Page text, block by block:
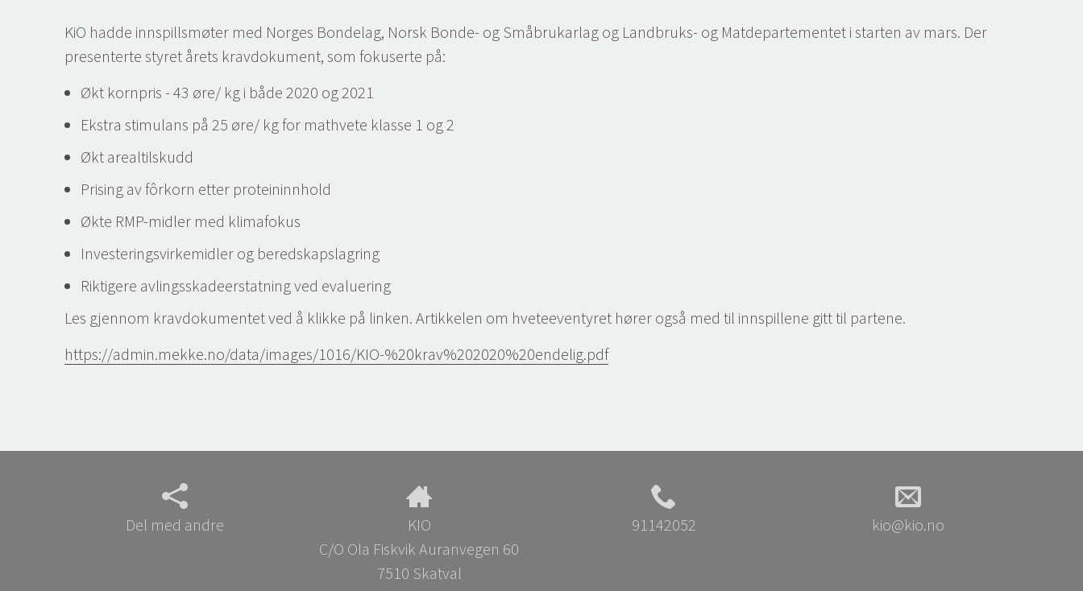
KiO hadde innspillsmøter med Norges Bondelag, Norsk Bonde- og Småbrukarlag og Landbruks- og Matdepartementet i starten av mars. Der
presenterte styret årets kravdokument, som fokuserte på:
Økt kornpris - 43 øre/ kg i både 2020 og 2021
Ekstra stimulans på 25 øre/ kg for mathvete klasse 1 og 2
Økt arealtilskudd
Prising av fôrkorn etter proteininnhold
Økte RMP-midler med klimafokus
Investeringsvirkemidler og beredskapslagring
Riktigere avlingsskadeerstatning ved evaluering
Les gjennom kravdokumentet ved å klikke på linken. Artikkelen om hveteeventyret hører også med til innspillene gitt til partene.
https://admin.mekke.no/data/images/1016/KIO-%20krav%202020%20endelig.pdf
Del med andre
KIO
C/O Ola Fiskvik Auranvegen 60
7510 Skatval
91142052 kio@kio.no